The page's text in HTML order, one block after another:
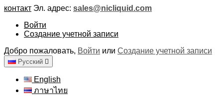
контакт Эл. адрес: sales@nicliquid.com
Войти
Создание учетной записи
Добро пожаловать, Войти или Создание учетной записи
Русский 
English
ภาษาไทย